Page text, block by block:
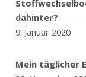
dahinter?
9. Januar 2020
Mein täglicher